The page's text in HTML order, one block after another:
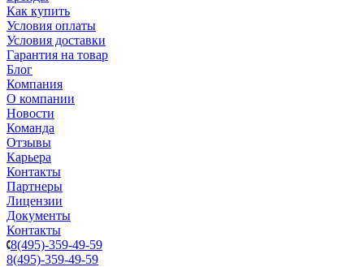
Как купить
Условия оплаты
Условия доставки
Гарантия на товар
Блог
Компания
О компании
Новости
Команда
Отзывы
Карьера
Контакты
Партнеры
Лицензии
Документы
Контакты
8(495)-359-49-59
8(495)-359-49-59